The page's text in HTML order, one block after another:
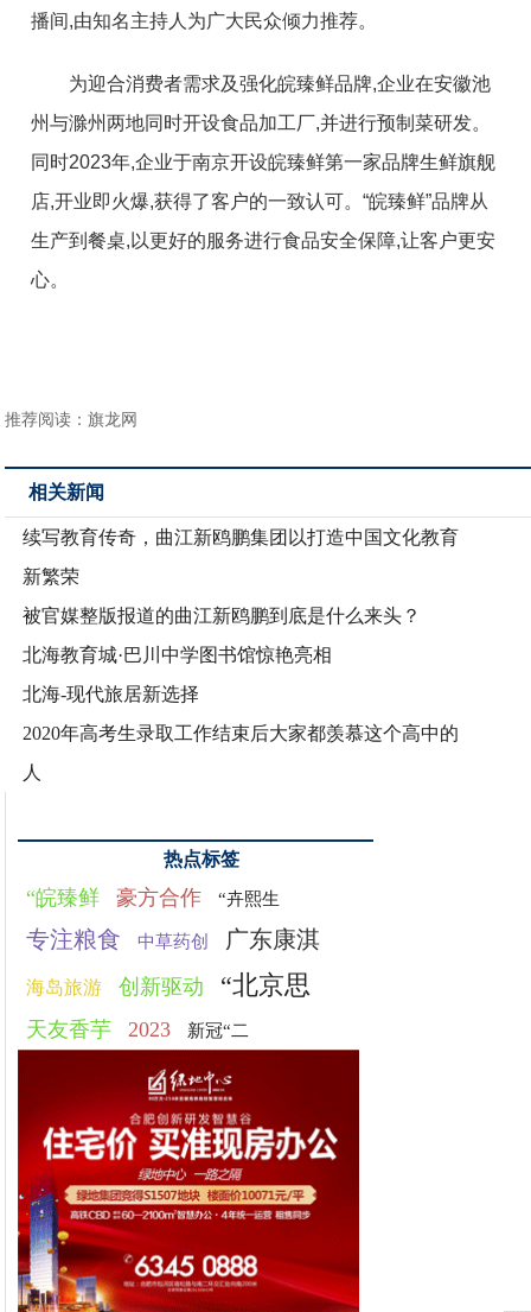
播间,由知名主持人为广大民众倾力推荐。
为迎合消费者需求及强化皖臻鲜品牌,企业在安徽池
州与滁州两地同时开设食品加工厂,并进行预制菜研发。
同时2023年,企业于南京开设皖臻鲜第一家品牌生鲜旗舰
店,开业即火爆,获得了客户的一致认可。“皖臻鲜”品牌从
生产到餐桌,以更好的服务进行食品安全保障,让客户更安
心。
推荐阅读：旗龙网
相关新闻
续写教育传奇，曲江新鸥鹏集团以打造中国文化教育
新繁荣
被官媒整版报道的曲江新鸥鹏到底是什么来头？
北海教育城·巴川中学图书馆惊艳亮相
北海-现代旅居新选择
2020年高考生录取工作结束后大家都羡慕这个高中的
人
热点标签
“皖臻鲜 豪方合作 “卉熙生
专注粮食 中草药创 广东康淇
海岛旅游 创新驱动 “北京思
天友香芋 2023 新冠“二